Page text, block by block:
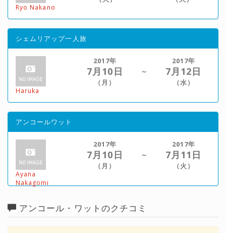
Ryo Nakano
シェムリアップ一人旅
Haruka
2017年
7月10日
（月）
～
2017年
7月12日
（水）
アンコールワット
Ayana
Nakagomi
2017年
7月10日
（月）
～
2017年
7月11日
（火）
アンコール・ワットのクチコミ